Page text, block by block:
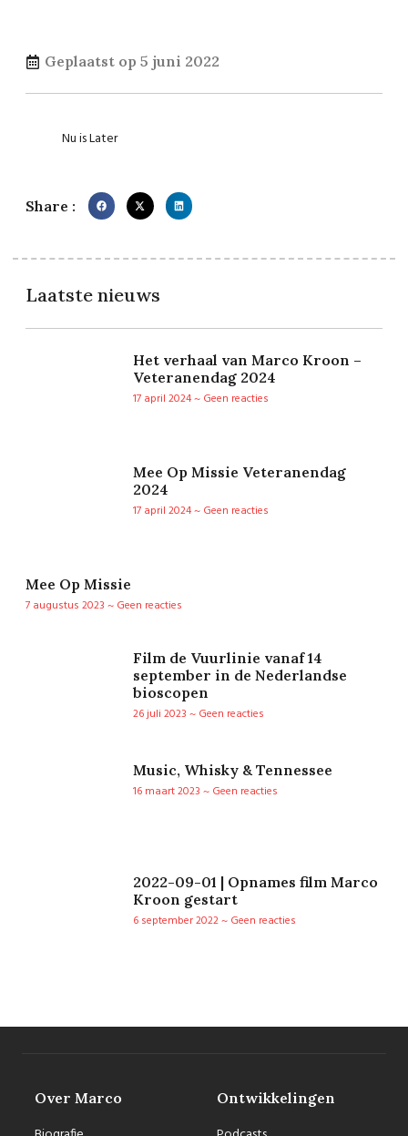
Geplaatst op 5 juni 2022
Nu is Later
Share :
Laatste nieuws
Het verhaal van Marco Kroon –
Veteranendag 2024
17 april 2024
Geen reacties
Mee Op Missie Veteranendag
2024
17 april 2024
Geen reacties
Mee Op Missie
7 augustus 2023
Geen reacties
Film de Vuurlinie vanaf 14
september in de Nederlandse
bioscopen
26 juli 2023
Geen reacties
Music, Whisky & Tennessee
16 maart 2023
Geen reacties
2022-09-01 | Opnames film Marco
Kroon gestart
6 september 2022
Geen reacties
Over Marco Ontwikkelingen